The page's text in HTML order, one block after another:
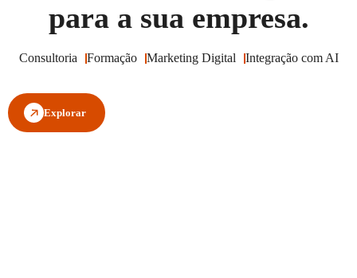
para a sua empresa.
Consultoria Formação Marketing Digital Integração com AI
Explorar